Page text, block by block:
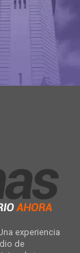
experiencia
de